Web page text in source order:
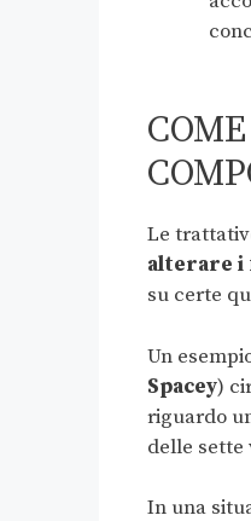
Le
alterare
su certe
Un
Spacey)
riguardo
delle sette
In una